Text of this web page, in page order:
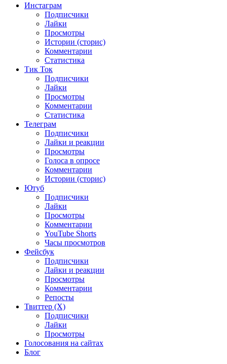
Инстаграм
Подписчики
Лайки
Просмотры
Истории (сторис)
Комментарии
Статистика
Тик Ток
Подписчики
Лайки
Просмотры
Комментарии
Статистика
Телеграм
Подписчики
Лайки и реакции
Просмотры
Голоса в опросе
Комментарии
Истории (сторис)
Ютуб
Подписчики
Лайки
Просмотры
Комментарии
YouTube Shorts
Часы просмотров
Фейсбук
Подписчики
Лайки и реакции
Просмотры
Комментарии
Репосты
Твиттер (X)
Подписчики
Лайки
Просмотры
Голосования на сайтах
Блог